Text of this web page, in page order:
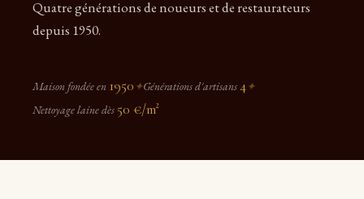
Quatre générations de noueurs et de restaurateurs
depuis 1950.
Maison fondée en 1950 ✦Générations d'artisans4✦
Nettoyage laine dès 50 €/m²